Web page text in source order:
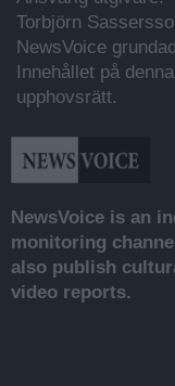
Torbjörn
NewsVoice
Innehållet på
upphovsrätt.
NewsVoice is an
monitoring
also publish
video reports.